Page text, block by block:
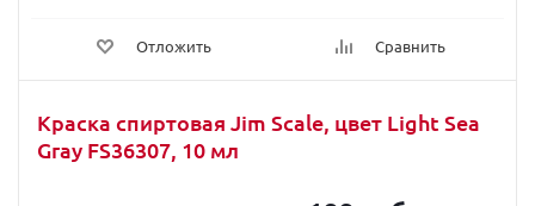
Отложить Сравнить
Краска спиртовая Jim Scale, цвет Light Sea
Gray FS36307, 10 мл